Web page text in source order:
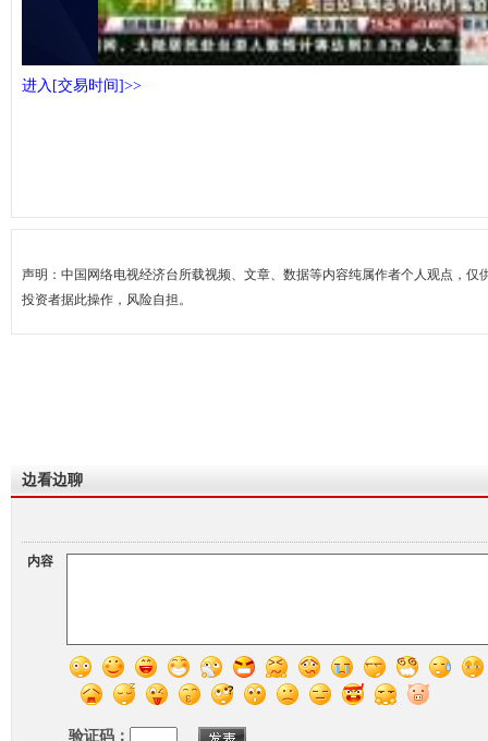
进入[交易时间]>>
声明：中国网络电视经济台所载视频、文章、数据等内容纯属作者个人观点，仅
投资者据此操作，风险自担。
边看边聊
内容
验证码：